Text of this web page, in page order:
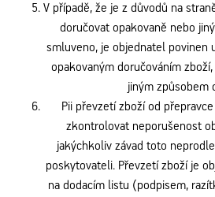
V případě, že je z důvodů na
doručovat opakovaně nebo
smluveno, je objednatel povinen
opakovaným doručováním
jiným způsobem
Pii převzetí zboží od
zkontrolovat neporušenost
jakýchkoliv závad toto
poskytovateli. Převzetí zboží je
na dodacím listu (podpisem,